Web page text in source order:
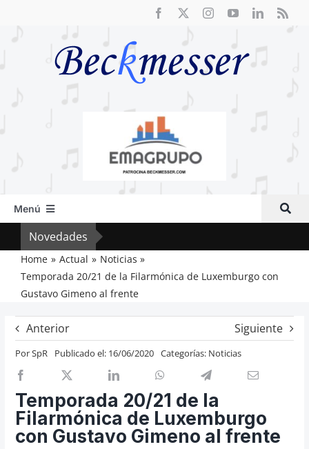
Menú
Inicio
Actual
Artículos
Previos de ópera
Entrevistas
Recomendación
Cosas de Beckmesser
Nosotros y privacidad
Buscar:
Novedades
Home Actual
Noticias
Temporada 20/21 de la Filarmónica de Luxemburgo con
Gustavo Gimeno al frente
Anterior Siguiente
PorSpR Publicado el: 16/06/2020 Categorías: Noticias
Temporada 20/21 de la
Filarmónica de Luxemburgo
con Gustavo Gimeno al frente